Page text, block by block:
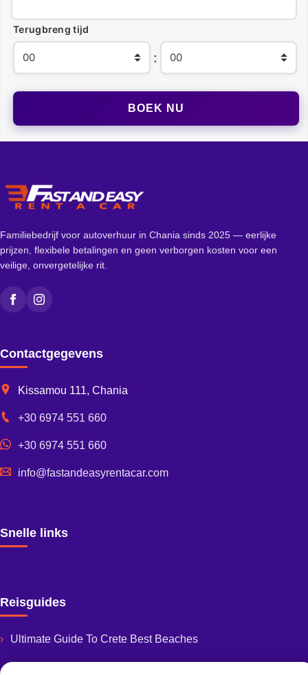
Terugbreng tijd
:
Familiebedrijf voor autoverhuur in Chania sinds 2025 — eerlijke
prijzen, flexibele betalingen en geen verborgen kosten voor een
veilige, onvergetelijke rit.
FacebookInstagram
Contactgegevens
Kissamou 111, Chania
+30 6974 551 660
+30 6974 551 660
info@fastandeasyrentacar.com
Snelle links
Reisguides
Ultimate Guide To Crete Best Beaches